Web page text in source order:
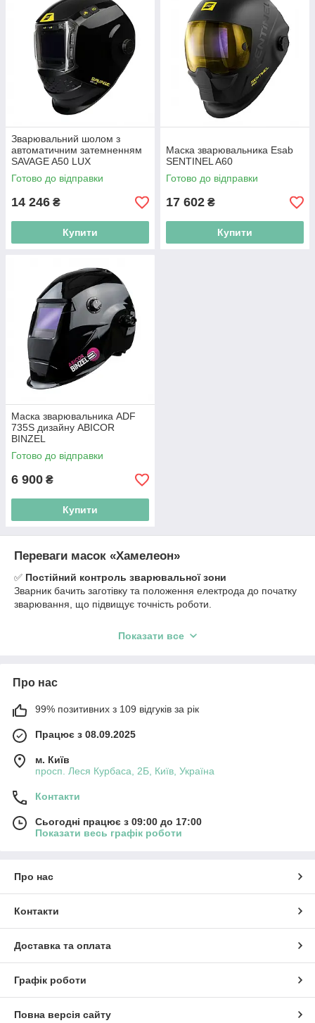
Зварювальний шолом з
автоматичним затемненням
SAVAGE A50 LUX
Готово до відправки
14 246 ₴
Купити
Маска зварювальника Esab
SENTINEL A60
Готово до відправки
17 602 ₴
Купити
Маска зварювальника ADF
735S дизайну ABICOR
BINZEL
Готово до відправки
6 900 ₴
Купити
Переваги масок «Хамелеон»
✅ Постійний контроль зварювальної зони
Зварник бачить заготівку та положення електрода до початку
зварювання, що підвищує точність роботи.
Світлофільтр спрацьовує за 0,00003-0,0001 секунди,
Якісні фільтри захищають від ультрафіолетового й
на зір.
✅
Немає потреби постійно підіймати й опускати маску, що
прискорює робочий процес.
Якісні зварні шви
ймовірність помилок і браку.
✅Універсальність застосування
Підходять для MIG/MAG, TIG, MMA та плазмового різання
Більшість моделей дають змогу настроювати:
ступінь затемнення (DIN);
чутливість датчиків;
Чому зварники вибирають «Хамелеон»?
Порівнюючи з традиційними масками з постійним
затемненням, маски «Хамелеон» забезпечують:
Показати все
Про нас
99% позитивних з 109 відгуків за рік
Працює з 08.09.2025
м. Київ
просп. Леся Курбаса, 2Б, Київ, Україна
Контакти
Сьогодні працює з 09:00 до 17:00
Показати весь графік роботи
Про нас
Контакти
Доставка та оплата
Графік роботи
Повна версія сайту